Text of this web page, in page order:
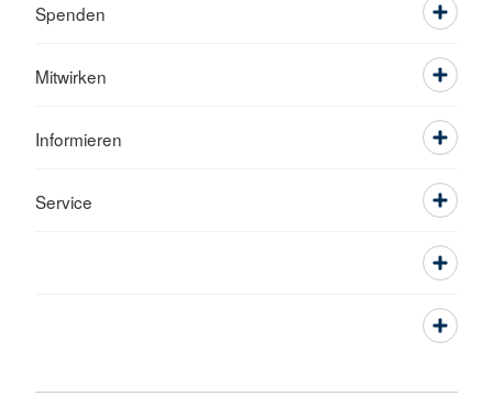
Spenden
Mitwirken
Informieren
Service